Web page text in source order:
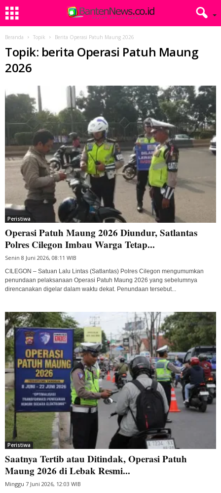
Beranda Topik Berita Operasi Patuh Maung 2026
Topik: berita Operasi Patuh Maung
2026
Peristiwa
Operasi Patuh Maung 2026 Diundur, Satlantas
Polres Cilegon Imbau Warga Tetap...
Senin 8 Juni 2026, 08:11 WIB
CILEGON – Satuan Lalu Lintas (Satlantas) Polres Cilegon mengumumkan
penundaan pelaksanaan Operasi Patuh Maung 2026 yang sebelumnya
direncanakan digelar dalam waktu dekat. Penundaan tersebut...
Peristiwa
Saatnya Tertib atau Ditindak, Operasi Patuh
Maung 2026 di Lebak Resmi...
Minggu 7 Juni 2026, 12:03 WIB